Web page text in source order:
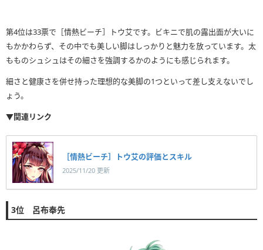
第4位は33票で［情熱ビーチ］トウ艾です。ビキニで肌の露出面が大いに
もかかわらず、その中でも美しい脚はしっかりと魅力を放っています。太
もものシュシュはその細さを強調するかのようにも感じられます。
細さと健康さを併せ持った理想的な美脚の1つといって差し支えないでし
ょう。
▼関連リンク
［情熱ビーチ］トウ艾の評価とスキル
2025/11/20 更新
3位 呂布奉先